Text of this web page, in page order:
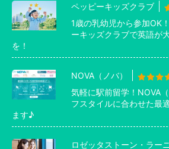
ペッピーキッズクラブ
1歳の乳幼児から参加OK
ーキッズクラブで英語が
を！
NOVA（ノバ）
気軽に駅前留学！NOVA
フスタイルに合わせた最
ます♪
ロゼッタストーン・ラー